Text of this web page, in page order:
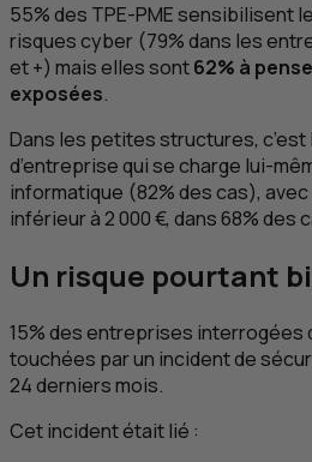
55% des TPE-PMEsensibilisent
risques cyber (79% dans les
et +) mais elles sont62% à
exposées.
Dans les petites structures,
d’entreprise qui se charge lui-
informatique (82% des cas),
inférieur à 2 000 €, dans 68% des
Un risque pourtant
15% des entreprises interrogées
touchées par un incident de
24 derniers mois.
Cet incident était lié :